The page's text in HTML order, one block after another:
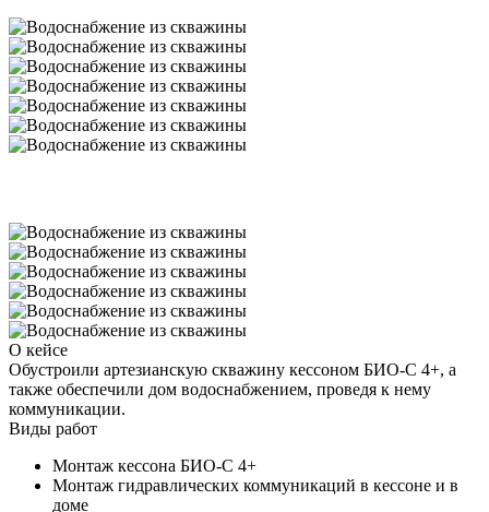
О кейсе
Обустроили артезианскую скважину кессоном БИО-С 4+, а
также обеспечили дом водоснабжением, проведя к нему
коммуникации.
Виды работ
Монтаж кессона БИО-С 4+
Монтаж гидравлических коммуникаций в кессоне и в
доме